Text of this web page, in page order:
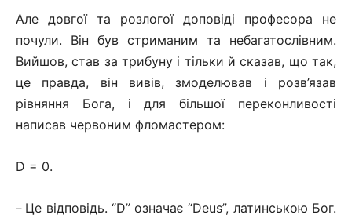
Але довгої та розлогої доповіді професора не
почули. Він був стриманим та небагатослівним.
Вийшов, став за трибуну і тільки й сказав, що так,
це правда, він вивів, змоделював і розв’язав
рівняння Бога, і для більшої переконливості
написав червоним фломастером:
D = 0.
– Це відповідь. “D” означає “Deus”, латинською Бог.